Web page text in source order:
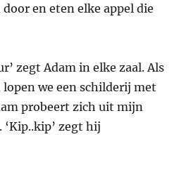
en eten elke appel die
zegt Adam in elke zaal. Als
we een schilderij met
probeert zich uit mijn
zegt hij